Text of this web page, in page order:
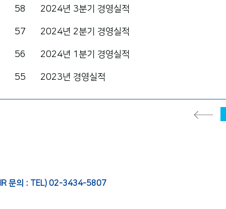
58 2024년 3분기 경영실적
57 2024년 2분기 경영실적
56 2024년 1분기 경영실적
55 2023년 경영실적
IR 문의 : TEL) 02-3434-5807